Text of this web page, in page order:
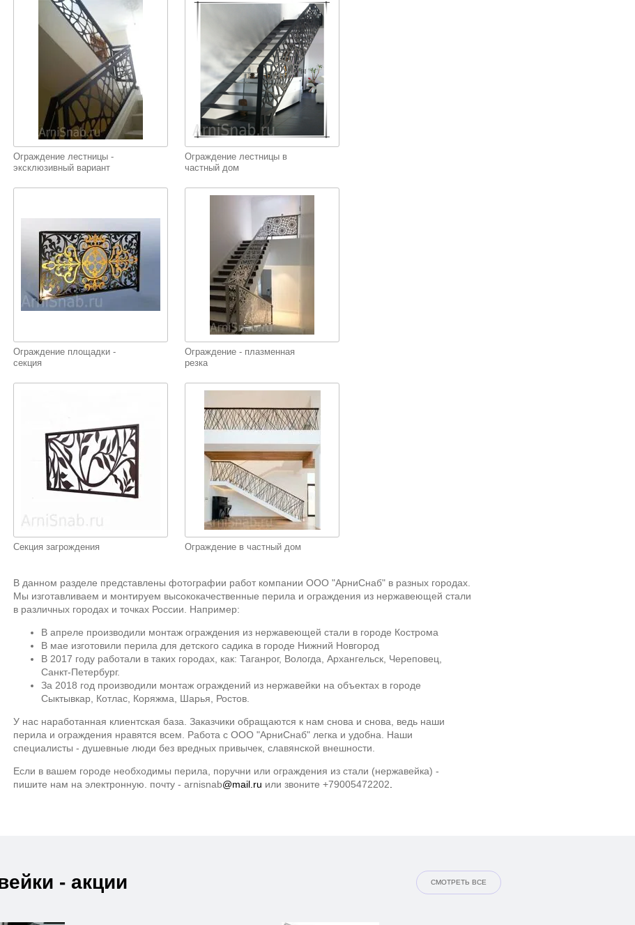
Ограждение лестницы -
эксклюзивный вариант
Ограждение лестницы в
частный дом
Ограждение площадки -
секция
Ограждение - плазменная
резка
Секция загрождения Ограждение в частный дом
В данном разделе представлены фотографии работ компании ООО "АрниСнаб" в разных городах.
Мы изготавливаем и монтируем высококачественные перила и ограждения из нержавеющей стали
в различных городах и точках России. Например:
В апреле производили монтаж ограждения из нержавеющей стали в городе Кострома
В мае изготовили перила для детского садика в городе Нижний Новгород
В 2017 году работали в таких городах, как: Таганрог, Вологда, Архангельск, Череповец,
Санкт-Петербург.
За 2018 год производили монтаж ограждений из нержавейки на объектах в городе
Сыктывкар, Котлас, Коряжма, Шарья, Ростов.
У нас наработанная клиентская база. Заказчики обращаются к нам снова и снова, ведь наши
перила и ограждения нравятся всем. Работа с ООО "АрниСнаб" легка и удобна. Наши
специалисты - душевные люди без вредных привычек, славянской внешности.
Если в вашем городе необходимы перила, поручни или ограждения из стали (нержавейка) -
пишите нам на электронную. почту - arnisnab@mail.ru или звоните +79005472202
- акции СМОТРЕТЬ ВСЕ